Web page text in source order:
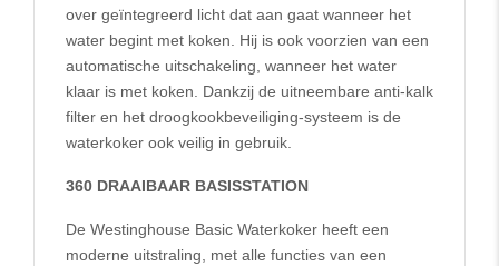
over geïntegreerd licht dat aan gaat wanneer het
water begint met koken. Hij is ook voorzien van een
automatische uitschakeling, wanneer het water
klaar is met koken. Dankzij de uitneembare anti-kalk
filter en het droogkookbeveiliging-systeem is de
waterkoker ook veilig in gebruik.
360 DRAAIBAAR BASISSTATION
De Westinghouse Basic Waterkoker heeft een
moderne uitstraling, met alle functies van een